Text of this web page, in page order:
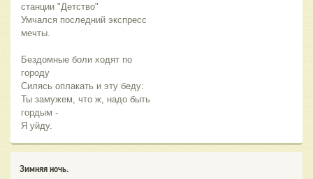
станции "Детство"
Умчался последний экспресс
мечты.
Бездомные боли ходят по
городу
Силясь оплакать и эту беду:
Ты замужем, что ж, надо быть
гордым -
Я уйду.
Зимняя ночь.